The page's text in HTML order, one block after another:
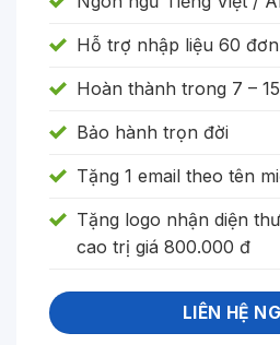
Hỗ trợ nhập liệu 60
Hoàn thành trong 7 –
Bảo hành trọn đời
Tặng 1 email theo tên
Tặng logo nhận diện
cao trị giá 800.000 đ
LIÊN HỆ